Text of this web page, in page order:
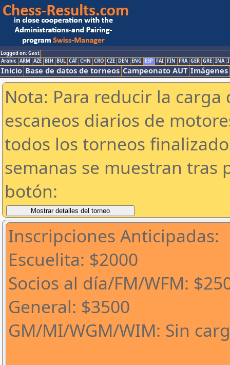
Logged on: Gast
Arabic ARM AZE BIH BUL CAT CHN CRO CZE DEN ENG ESP FAI FIN FRA GER GRE INA
Inicio Base de datos de torneos Campeonato AUT Imágenes
Nota: Para reducir la
escaneos diarios de
todos los torneos
semanas se muestran tras
botón:
Inscripciones Anticipadas:
Escuelita: $2000
Socios al día/FM/WFM:
General: $3500
GM/MI/WGM/WIM: Sin